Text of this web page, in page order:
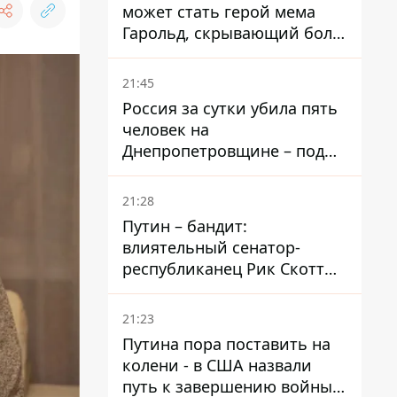
может стать герой мема
Гарольд, скрывающий боль
– он возглавил народное
голосование
21:45
Россия за сутки убила пять
человек на
Днепропетровщине – под
ударами оказались пять
районов области
21:28
Путин – бандит:
влиятельный сенатор-
республиканец Рик Скотт
призвал Конгресс привлечь
РФ к ответственности за
21:23
Путина пора поставить на
колени - в США назвали
путь к завершению войны -